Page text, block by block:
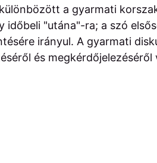
a gyarmati
"utána"-ra; a szó
irányul. A gyarmati
és megkérdőjelezéséről